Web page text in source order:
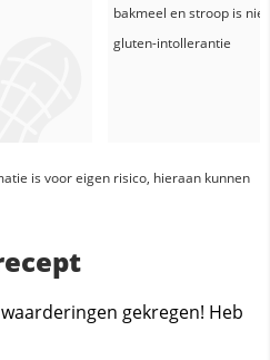
bakmeel enstroopis niet
gluten-intollerantie
is voor eigen risico, hieraan kunnen
gekregen! Heb